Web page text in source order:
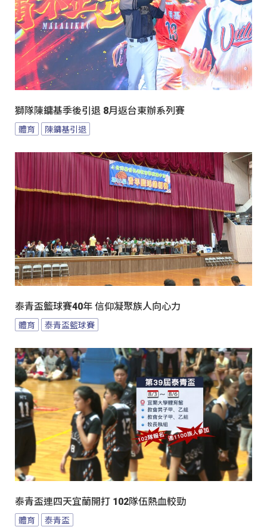
獅隊陳鏞基季後引退 8月返台東辦系列賽
體育 陳鏞基引退
泰青盃籃球賽40年 信仰凝聚族人向心力
體育 泰青盃籃球賽
泰青盃連四天宜蘭開打 102隊伍熱血較勁
體育 泰青盃